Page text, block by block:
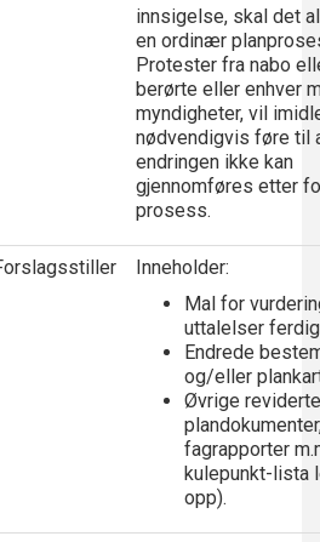
innsigelse, skal det
en ordinær
Protester fra nabo
berørte eller enhver
myndigheter, vil
nødvendigvis føre til
endringen ikke kan
gjennomføres etter
prosess.
Inneholder:
Mal for
uttalelser
Endrede
og/eller
Øvrige reviderte
fagrapporter
kulepunkt-lista
opp).